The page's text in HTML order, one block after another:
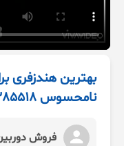
بهترین هندزفری
نامحسوس 09924285518
فروش